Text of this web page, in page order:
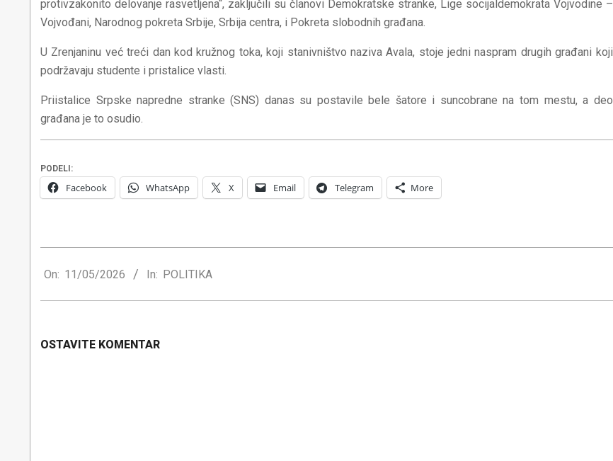
protivzakonito delovanje rasvetljena“, zaključili su članovi Demokratske stranke, Lige socijaldemokrata Vojvodine –
Vojvođani, Narodnog pokreta Srbije, Srbija centra, i Pokreta slobodnih građana.
U Zrenjaninu već treći dan kod kružnog toka, koji stanivništvo naziva Avala, stoje jedni naspram drugih građani koji
podržavaju studente i pristalice vlasti.
Priistalice Srpske napredne stranke (SNS) danas su postavile bele šatore i suncobrane na tom mestu, a deo
građana je to osudio.
PODELI:
Facebook WhatsApp X Email Telegram More
05-
On: 11/05/2026 In: POLITIKA
OSTAVITE KOMENTAR